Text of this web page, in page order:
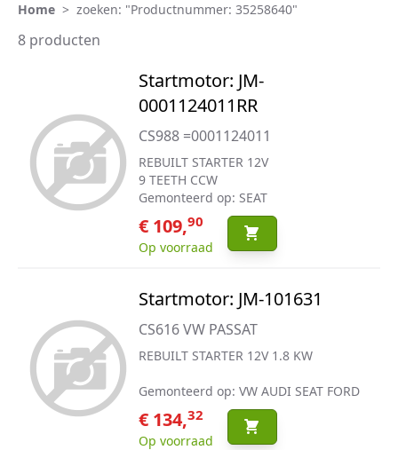
Home > zoeken: "Productnummer: 35258640"
8 producten
Startmotor: JM-
0001124011RR
CS988 =0001124011
REBUILT STARTER 12V
9 TEETH CCW
Gemonteerd op: SEAT
€ 109,90
Op voorraad
Startmotor: JM-101631
CS616 VW PASSAT
REBUILT STARTER 12V 1.8 KW
Gemonteerd op: VW AUDI SEAT FORD
€ 134,32
Op voorraad